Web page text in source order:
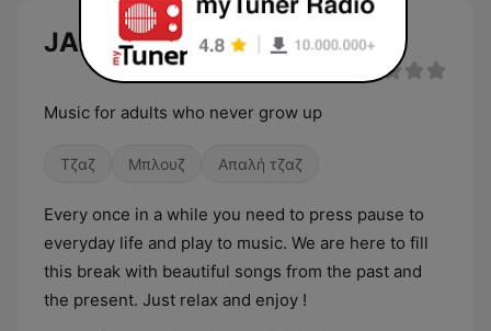
JAZZ ONE RADIO
Music for adults who never grow up
Τζαζ Μπλουζ Απαλή τζαζ
Every once in a while you need to press pause to
everyday life and play to music. We are here to fill
this break with beautiful songs from the past and
the present. Just relax and enjoy !